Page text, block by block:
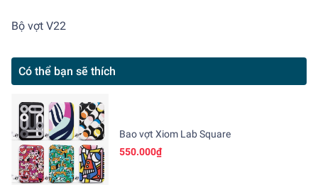
Bộ vợt V22
Có thể bạn sẽ thích
Bao vợt Xiom Lab Square
550.000₫